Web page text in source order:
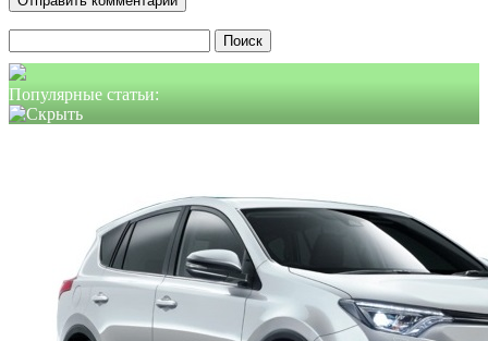
Популярные статьи: